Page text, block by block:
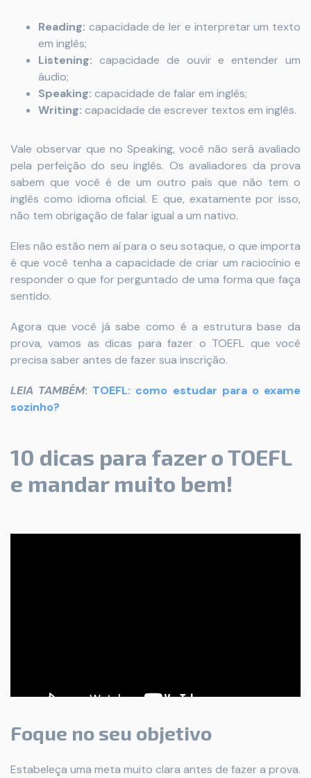
Reading: capacidade de ler e interpretar um texto
em inglês;
Listening: capacidade de ouvir e entender um
áudio;
Speaking: capacidade de falar em inglês;
Writing: capacidade de escrever textos em inglês.
Vale observar que no Speaking, você não será avaliado
pela perfeição do seu inglês. Os avaliadores da prova
sabem que você é de um outro país que não tem o
inglês como idioma oficial. E que, exatamente por isso,
não tem obrigação de falar igual a um nativo.
Eles não estão nem aí para o seu sotaque, o que importa
é que você tenha a capacidade de criar um raciocínio e
responder o que for perguntado de uma forma que faça
sentido.
Agora que você já sabe como é a estrutura base da
prova, vamos as dicas para fazer o TOEFL que você
precisa saber antes de fazer sua inscrição.
LEIA TAMBÉM: TOEFL: como estudar para o exame
sozinho?
10 dicas para fazer o TOEFL
e mandar muito bem!
Foque no seu objetivo
Estabeleça uma meta muito clara antes de fazer a prova.